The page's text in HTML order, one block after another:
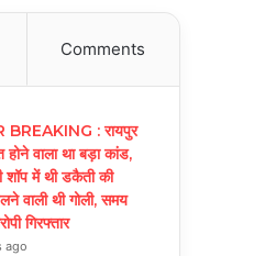
Comments
BREAKING : रायपुर
वाला था बड़ा कांड,
शॉप में थी डकैती की
वाली थी गोली, समय
गिरफ्तार
ago